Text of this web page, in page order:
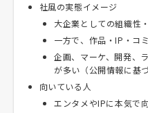
社風の実態イメージ
大企業としての組織性
一方で、作品・IP・コ
企画、マーケ、開発、
が多い（公開情報に基づ
向いている人
エンタメやIPに本気で